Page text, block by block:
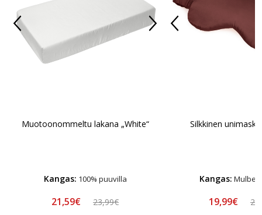
Muotoonommeltu lakana „White“
Kangas: 100% puuvilla
21,59€ 23,99€
Silkkinen unimaski
Kangas:
19,99€